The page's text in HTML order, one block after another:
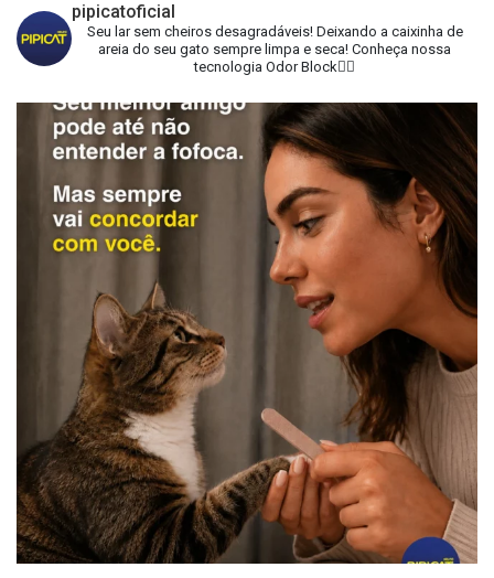
pipicatoficial
Seu lar sem cheiros desagradáveis!Deixando a caixinha de
areia do seu gato sempre limpa e seca! Conheça nossa
tecnologia Odor Block👇🏻